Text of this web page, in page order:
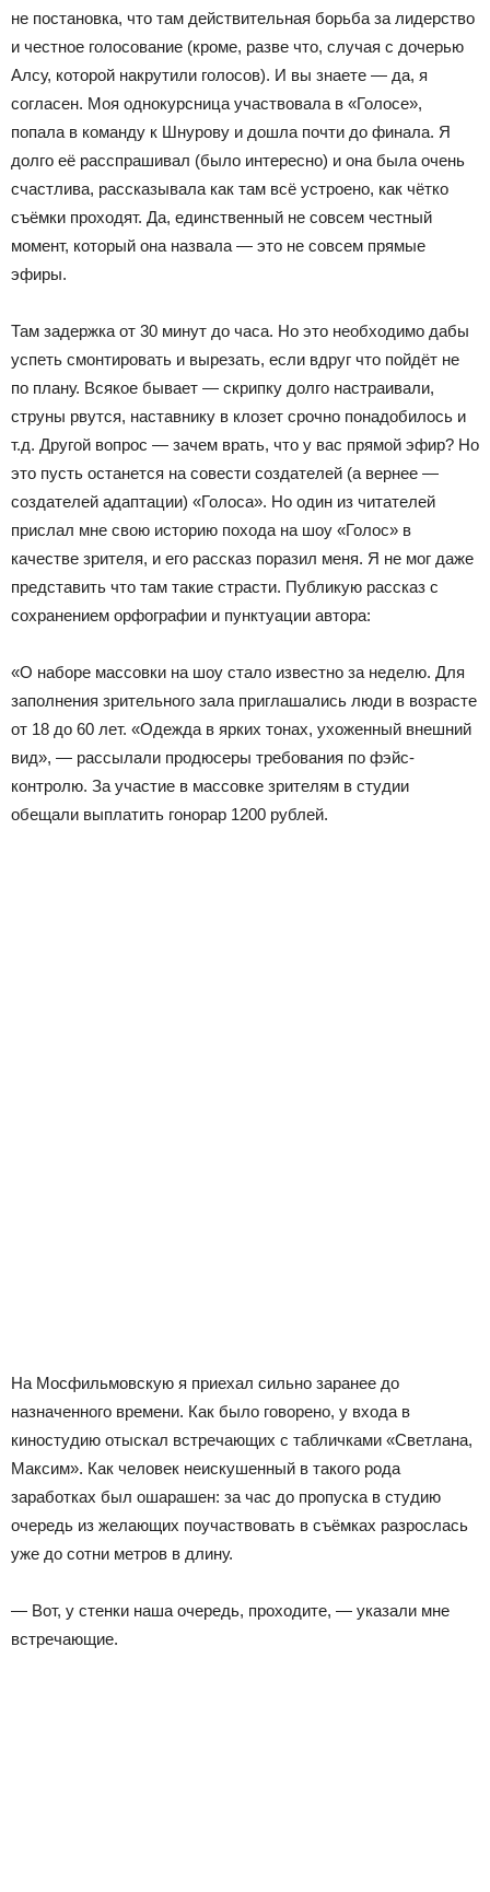
не постановка, что там действительная борьба за лидерство
и честное голосование (кроме, разве что, случая с дочерью
Алсу, которой накрутили голосов). И вы знаете — да, я
согласен. Моя однокурсница участвовала в «Голосе»,
попала в команду к Шнурову и дошла почти до финала. Я
долго её расспрашивал (было интересно) и она была очень
счастлива, рассказывала как там всё устроено, как чётко
съёмки проходят. Да, единственный не совсем честный
момент, который она назвала — это не совсем прямые
эфиры.
Там задержка от 30 минут до часа. Но это необходимо дабы
успеть смонтировать и вырезать, если вдруг что пойдёт не
по плану. Всякое бывает — скрипку долго настраивали,
струны рвутся, наставнику в клозет срочно понадобилось и
т.д. Другой вопрос — зачем врать, что у вас прямой эфир? Но
это пусть останется на совести создателей (а вернее —
создателей адаптации) «Голоса». Но один из читателей
прислал мне свою историю похода на шоу «Голос» в
качестве зрителя, и его рассказ поразил меня. Я не мог даже
представить что там такие страсти. Публикую рассказ с
сохранением орфографии и пунктуации автора:
«О наборе массовки на шоу стало известно за неделю. Для
заполнения зрительного зала приглашались люди в возрасте
от 18 до 60 лет. «Одежда в ярких тонах, ухоженный внешний
вид», — рассылали продюсеры требования по фэйс-
контролю. За участие в массовке зрителям в студии
обещали выплатить гонорар 1200 рублей.
На Мосфильмовскую я приехал сильно заранее до
назначенного времени. Как было говорено, у входа в
киностудию отыскал встречающих с табличками «Светлана,
Максим». Как человек неискушенный в такого рода
заработках был ошарашен: за час до пропуска в студию
очередь из желающих поучаствовать в съёмках разрослась
уже до сотни метров в длину.
— Вот, у стенки наша очередь, проходите, — указали мне
встречающие.